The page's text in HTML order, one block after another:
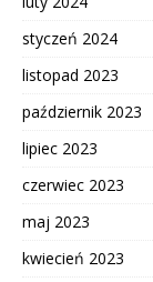
styczeń 2024
listopad 2023
październik 2023
lipiec 2023
czerwiec 2023
maj 2023
kwiecień 2023